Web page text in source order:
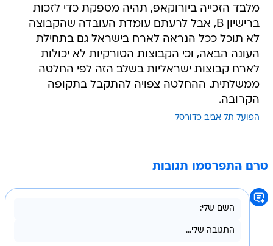
מלבד הזכייה ביורוקאפ, תהיה מספקת כדי לזכות
ברישיון B, אבל לרעתם עומדת העובדה שהקבוצה
לא תוכל ככל הנראה לארח בישראל גם בתחילת
העונה הבאה, וכי הקבוצות הטורקיות לא יכולות
לארח קבוצות ישראליות בשלב הזה לפי החלטה
ממשלתית. ההחלטה צפויה להתקבל בתקופה
הקרובה.
הפועל תל אביב כדורסל
טרם התפרסמו תגובות